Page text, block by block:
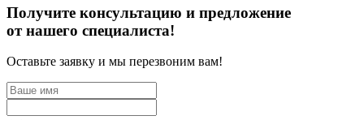
Получите консультацию и предложение
от нашего специалиста!
Оставьте заявку и мы перезвоним вам!